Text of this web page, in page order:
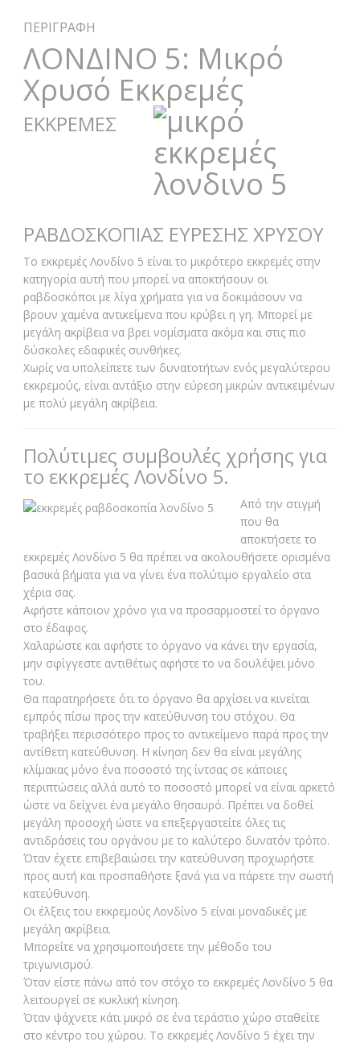
ΠΕΡΙΓΡΑΦΉ
ΛΟΝΔΙΝΟ 5: Μικρό
Χρυσό Εκκρεμές
ΕΚΚΡΕΜΕΣ
ΡΑΒΔΟΣΚΟΠΙΑΣ ΕΥΡΕΣΗΣ ΧΡΥΣΟΥ
Το εκκρεμές Λονδίνο 5 είναι το μικρότερο εκκρεμές στην
κατηγορία αυτή που μπορεί να αποκτήσουν οι
ραβδοσκόποι με λίγα χρήματα για να δοκιμάσουν να
βρουν χαμένα αντικείμενα που κρύβει η γη. Μπορεί με
μεγάλη ακρίβεια να βρει νομίσματα ακόμα και στις πιο
δύσκολες εδαφικές συνθήκες.
Χωρίς να υπολείπετε των δυνατοτήτων ενός μεγαλύτερου
εκκρεμούς, είναι αντάξιο στην εύρεση μικρών αντικειμένων
με πολύ μεγάλη ακρίβεια.
Πολύτιμες συμβουλές χρήσης για
το εκκρεμές Λονδίνο 5.
Από την στιγμή
που θα
αποκτήσετε το
εκκρεμές Λονδίνο 5 θα πρέπει να ακολουθήσετε ορισμένα
βασικά βήματα για να γίνει ένα πολύτιμο εργαλείο στα
χέρια σας.
Αφήστε κάποιον χρόνο για να προσαρμοστεί το όργανο
στο έδαφος.
Χαλαρώστε και αφήστε το όργανο να κάνει την εργασία,
μην σφίγγεστε αντιθέτως αφήστε το να δουλέψει μόνο
του.
Θα παρατηρήσετε ότι το όργανο θα αρχίσει να κινείται
εμπρός πίσω προς την κατεύθυνση του στόχου. Θα
τραβήξει περισσότερο προς το αντικείμενο παρά προς την
αντίθετη κατεύθυνση. Η κίνηση δεν θα είναι μεγάλης
κλίμακας μόνο ένα ποσοστό της ίντσας σε κάποιες
περιπτώσεις αλλά αυτό το ποσοστό μπορεί να είναι αρκετό
ώστε να δείχνει ένα μεγάλο θησαυρό. Πρέπει να δοθεί
μεγάλη προσοχή ώστε να επεξεργαστείτε όλες τις
αντιδράσεις του οργάνου με το καλύτερο δυνατόν τρόπο.
Όταν έχετε επιβεβαιώσει την κατεύθυνση προχωρήστε
προς αυτή και προσπαθήστε ξανά για να πάρετε την σωστή
κατεύθυνση.
Οι έλξεις του εκκρεμούς Λονδίνο 5 είναι μοναδικές με
μεγάλη ακρίβεια.
Μπορείτε να χρησιμοποιήσετε την μέθοδο του
τριγωνισμού.
Όταν είστε πάνω από τον στόχο το εκκρεμές Λονδίνο 5 θα
λειτουργεί σε κυκλική κίνηση.
Όταν ψάχνετε κάτι μικρό σε ένα τεράστιο χώρο σταθείτε
στο κέντρο του χώρου. Το εκκρεμές Λονδίνο 5 έχει την